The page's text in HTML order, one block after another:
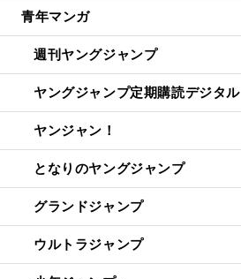
青年マンガ
週刊ヤングジャンプ
ヤングジャンプ定期購読デジタル
ヤンジャン！
となりのヤングジャンプ
グランドジャンプ
ウルトラジャンプ